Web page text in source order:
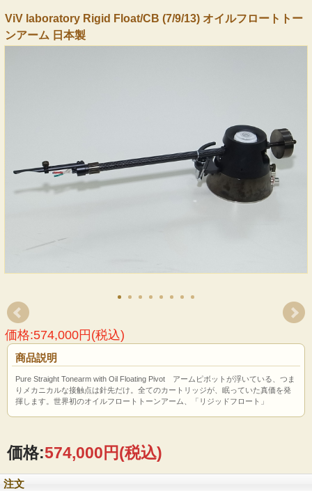
ViV laboratory Rigid Float/CB (7/9/13) オイルフロートトー
ンアーム 日本製
価格:574,000円(税込)
商品説明
Pure Straight Tonearm with Oil Floating Pivot アームピボットが浮いている、つま
りメカニカルな接触点は針先だけ。全てのカートリッジが、眠っていた真価を発
揮します。世界初のオイルフロートトーンアーム、「リジッドフロート」
価格:574,000円(税込)
注文